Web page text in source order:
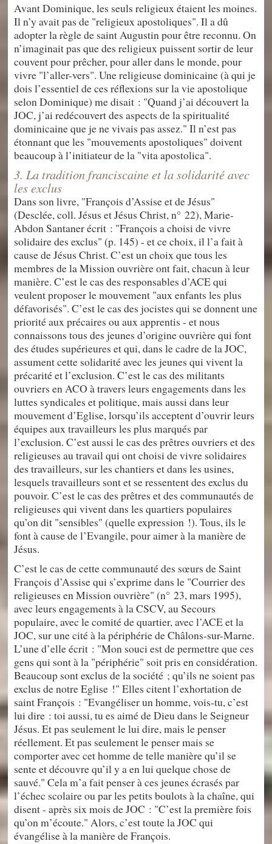
Avant Dominique, les seuls religieux étaient les moines.
Il n’y avait pas de "religieux apostoliques". Il a dû
adopter la règle de saint Augustin pour être reconnu. On
n’imaginait pas que des religieux puissent sortir de leur
couvent pour prêcher, pour aller dans le monde, pour
vivre "l’aller-vers". Une religieuse dominicaine (à qui je
dois l’essentiel de ces réflexions sur la vie apostolique
selon Dominique) me disait : "Quand j’ai découvert la
JOC, j’ai redécouvert des aspects de la spiritualité
dominicaine que je ne vivais pas assez." Il n’est pas
étonnant que les "mouvements apostoliques" doivent
beaucoup à l’initiateur de la "vita apostolica".
3. La tradition franciscaine et la solidarité avec
les exclus
Dans son livre, "François d’Assise et de Jésus"
(Desclée, coll. Jésus et Jésus Christ, n° 22), Marie-
Abdon Santaner écrit : "François a choisi de vivre
solidaire des exclus" (p. 145) - et ce choix, il l’a fait à
cause de Jésus Christ. C’est un choix que tous les
membres de la Mission ouvrière ont fait, chacun à leur
manière. C’est le cas des responsables d’ACE qui
veulent proposer le mouvement "aux enfants les plus
défavorisés". C’est le cas des jocistes qui se donnent une
priorité aux précaires ou aux apprentis - et nous
connaissons tous des jeunes d’origine ouvrière qui font
des études supérieures et qui, dans le cadre de la JOC,
assument cette solidarité avec les jeunes qui vivent la
précarité et l’exclusion. C’est le cas des militants
ouvriers en ACO à travers leurs engagements dans les
luttes syndicales et politique, mais aussi dans leur
mouvement d’Eglise, lorsqu’ils acceptent d’ouvrir leurs
équipes aux travailleurs les plus marqués par
l’exclusion. C’est aussi le cas des prêtres ouvriers et des
religieuses au travail qui ont choisi de vivre solidaires
des travailleurs, sur les chantiers et dans les usines,
lesquels travailleurs sont et se ressentent des exclus du
pouvoir. C’est le cas des prêtres et des communautés de
religieuses qui vivent dans les quartiers populaires
qu’on dit "sensibles" (quelle expression !). Tous, ils le
font à cause de l’Evangile, pour aimer à la manière de
Jésus.
C’est le cas de cette communauté des sœurs de Saint
François d’Assise qui s’exprime dans le "Courrier des
religieuses en Mission ouvrière" (n° 23, mars 1995),
avec leurs engagements à la CSCV, au Secours
populaire, avec le comité de quartier, avec l’ACE et la
JOC, sur une cité à la périphérie de Châlons-sur-Marne.
L’une d’elle écrit : "Mon souci est de permettre que ces
gens qui sont à la "périphérie" soit pris en considération.
Beaucoup sont exclus de la société ; qu’ils ne soient pas
exclus de notre Eglise !" Elles citent l’exhortation de
saint François : "Evangéliser un homme, vois-tu, c’est
lui dire : toi aussi, tu es aimé de Dieu dans le Seigneur
Jésus. Et pas seulement le lui dire, mais le penser
réellement. Et pas seulement le penser mais se
comporter avec cet homme de telle manière qu’il se
sente et découvre qu’il y a en lui quelque chose de
sauvé." Cela m’a fait penser à ces jeunes écrasés par
l’échec scolaire ou par les petits boulots à la chaîne, qui
disent - après six mois de JOC : "C’est la première fois
qu’on m’écoute." Alors, c’est toute la JOC qui
évangélise à la manière de François.